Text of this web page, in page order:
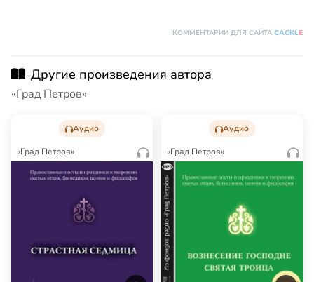
КОММЕНТАРИИ ДЛЯ САЙТА CACKLE
Другие произведения автора
«Град Петров»
Аудио
«Град Петров»
Аудио
«Град Петров»